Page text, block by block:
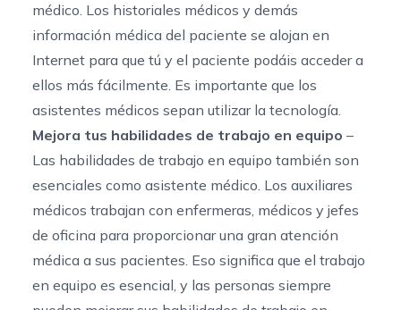
médico. Los historiales médicos y demás
información médica del paciente se alojan en
Internet para que tú y el paciente podáis acceder a
ellos más fácilmente. Es importante que los
asistentes médicos sepan utilizar la tecnología.
Mejora tus habilidades de trabajo en equipo –
Las habilidades de trabajo en equipo también son
esenciales como asistente médico. Los auxiliares
médicos trabajan con enfermeras, médicos y jefes
de oficina para proporcionar una gran atención
médica a sus pacientes. Eso significa que el trabajo
en equipo es esencial, y las personas siempre